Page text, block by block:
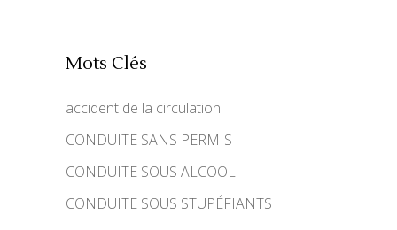
Mots Clés
accident de la circulation
CONDUITE SANS PERMIS
CONDUITE SOUS ALCOOL
CONDUITE SOUS STUPÉFIANTS